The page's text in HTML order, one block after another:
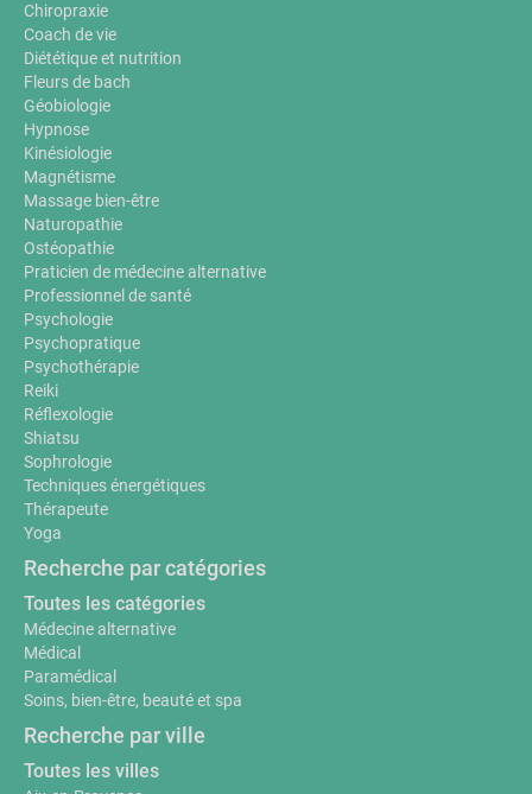
Chiropraxie
Coach de vie
Diététique et nutrition
Fleurs de bach
Géobiologie
Hypnose
Kinésiologie
Magnétisme
Massage bien-être
Naturopathie
Ostéopathie
Praticien de médecine alternative
Professionnel de santé
Psychologie
Psychopratique
Psychothérapie
Reiki
Réflexologie
Shiatsu
Sophrologie
Techniques énergétiques
Thérapeute
Yoga
Recherche par catégories
Toutes les catégories
Médecine alternative
Médical
Paramédical
Soins, bien-être, beauté et spa
Recherche par ville
Toutes les villes